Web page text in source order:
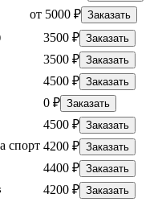
от 5000 ₽ Заказать
3500 ₽ Заказать
3500 ₽ Заказать
4500 ₽ Заказать
0 ₽ Заказать
4500 ₽ Заказать
спорт 4200 ₽ Заказать
4400 ₽ Заказать
4200 ₽ Заказать